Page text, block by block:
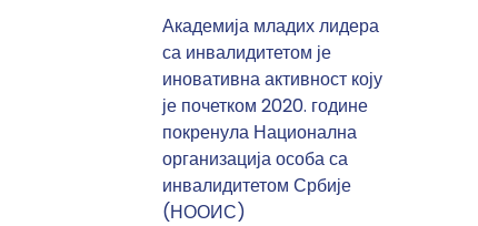
Академија младих лидера
са инвалидитетом је
иновативна активност коју
је почетком 2020. године
покренула Национална
организација особа са
инвалидитетом Србије
(НООИС)